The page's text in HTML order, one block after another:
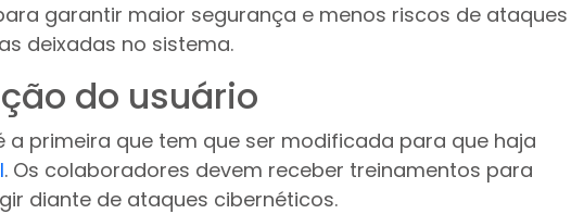
garantir maior segurança e menos riscos de ataques
deixadas no sistema.
do usuário
a primeira que tem que ser modificada para que haja
. Os colaboradores devem receber treinamentos para
diante de ataques cibernéticos.